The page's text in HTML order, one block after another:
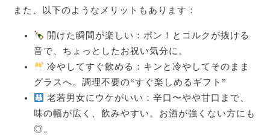
また、以下のようなメリットもあります：
開けた瞬間が楽しい：ポン！とコルクが抜ける
音で、ちょっとしたお祝い気分に。
冷やしてすぐ飲める：キンと冷やしてそのまま
グラスへ。調理不要の“すぐ楽しめるギフト”
老若男女にウケがいい：辛口〜やや甘口まで、
味の幅が広く、飲みやすい。お酒が強くない方にも
◎。